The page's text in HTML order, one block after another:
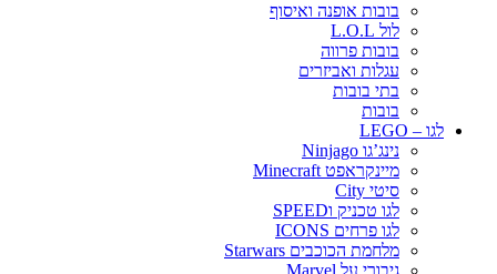
בובות אופנה ואיסוף
לול L.O.L
בובות פרווה
עגלות ואביזרים
בתי בובות
בובות
לגו – LEGO
נינג’גו Ninjago
מיינקראפט Minecraft
סיטי City
לגו טכניק וSPEED
לגו פרחים ICONS
מלחמת הכוכבים Starwars
גיבורי על Marvel